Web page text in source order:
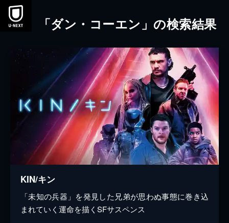
本文へスキップ
「ダン・コーエン」の検索結果
KIN/キン
「未知の兵器」を発見した兄弟が思わぬ事態に巻き込
まれていく運命を描くSFサスペンス